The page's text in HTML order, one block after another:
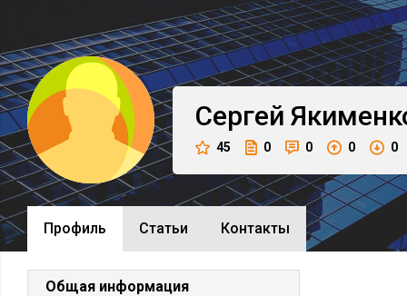
Сергей
45 0 0 0 0
Профиль Cтатьи Контакты
Общая информация